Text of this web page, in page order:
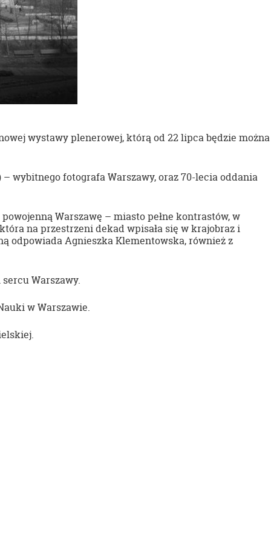
wystawy plenerowej, którą od 22 lipca będzie można
wybitnego fotografa Warszawy, oraz 70-lecia oddania
Warszawę – miasto pełne kontrastów, w
na przestrzeni dekad wpisała się w krajobraz i
odpowiada Agnieszka Klementowska, również z
Warszawy.
w Warszawie.